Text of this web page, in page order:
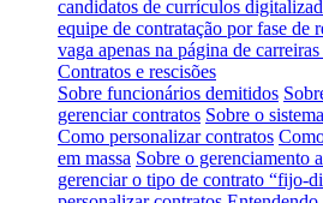
candidatos de currículos
equipe de contratação por fase de
vaga apenas na página de
Contratos e rescisões
Sobre funcionários demitidos
gerenciar contratos Sobre o
Como personalizar contratos
em massa Sobre o gerenciamento
gerenciar o tipo de contrato “fijo-